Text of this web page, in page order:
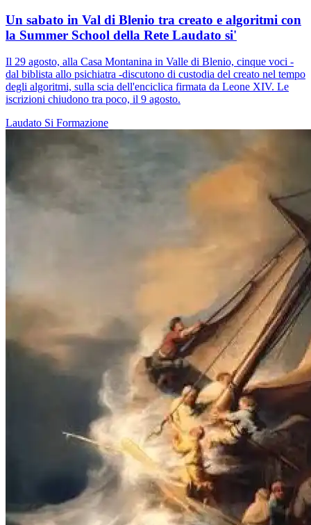
Un sabato in Val di Blenio tra creato e algoritmi con
la Summer School della Rete Laudato si'
Il 29 agosto, alla Casa Montanina in Valle di Blenio, cinque voci -
dal biblista allo psichiatra -discutono di custodia del creato nel tempo
degli algoritmi, sulla scia dell'enciclica firmata da Leone XIV. Le
iscrizioni chiudono tra poco, il 9 agosto.
Laudato Si Formazione